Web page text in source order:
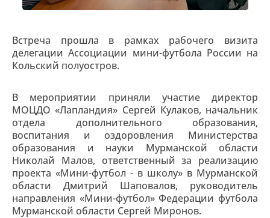
Встреча прошла в рамках рабочего визита
делегации Ассоциации мини-футбола России на
Кольский полуостров.
В мероприятии приняли участие директор
МОЦДО «Лапландия» Сергей Кулаков, начальник
отдела дополнительного образования,
воспитания и оздоровления Министерства
образования и науки Мурманской области
Николай Малов, ответственный за реализацию
проекта «Мини-футбол - в школу» в Мурманской
области Дмитрий Шаповалов, руководитель
направления «Мини-футбол» Федерации футбола
Мурманской области Сергей Миронов.